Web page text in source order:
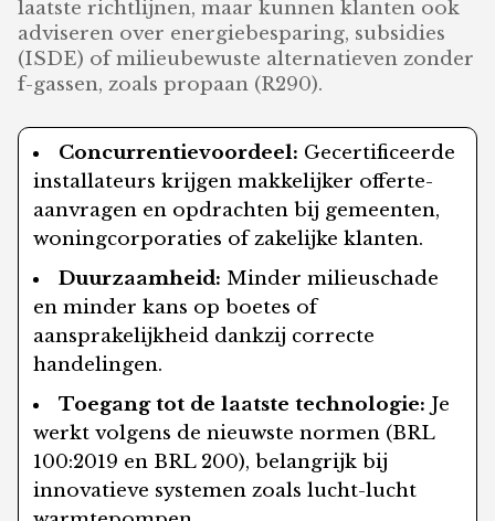
laatste richtlijnen, maar kunnen klanten ook
adviseren over energiebesparing, subsidies
(ISDE) of milieubewuste alternatieven zonder
f-gassen, zoals propaan (R290).
Concurrentievoordeel: Gecertificeerde
installateurs krijgen makkelijker offerte-
aanvragen en opdrachten bij gemeenten,
woningcorporaties of zakelijke klanten.
Duurzaamheid: Minder milieuschade
en minder kans op boetes of
aansprakelijkheid dankzij correcte
handelingen.
Toegang tot de laatste technologie: Je
werkt volgens de nieuwste normen (BRL
100:2019 en BRL 200), belangrijk bij
innovatieve systemen zoals lucht-lucht